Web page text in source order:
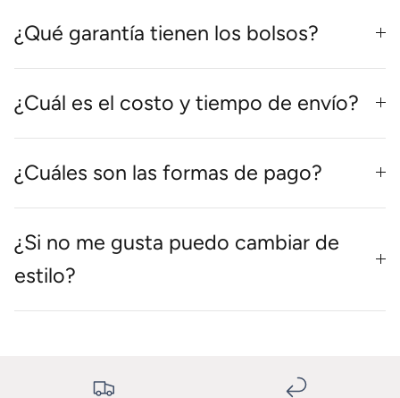
¿Qué garantía tienen los bolsos?
¿Cuál es el costo y tiempo de envío?
¿Cuáles son las formas de pago?
¿Si no me gusta puedo cambiar de
estilo?